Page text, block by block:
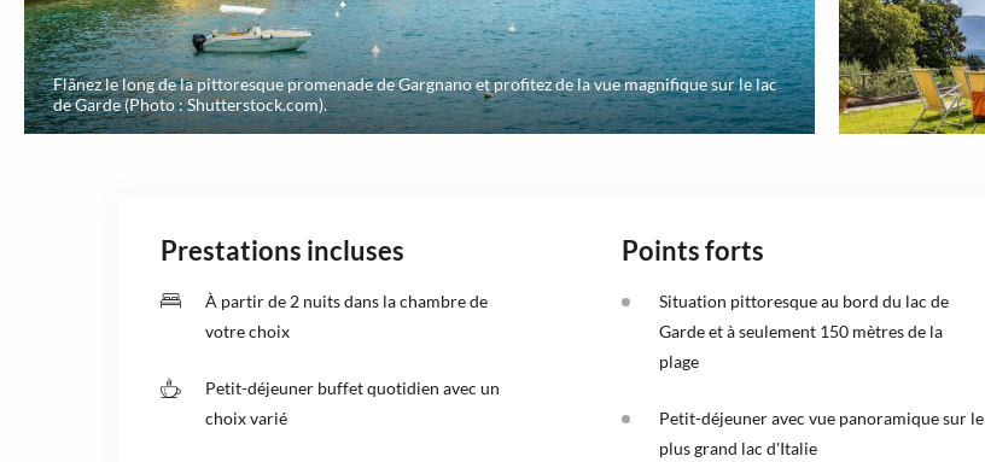
Flânez le long de la pittoresque promenade de Gargnano et profitez de la vue magnifique sur le lac
de Garde (Photo : Shutterstock.com).
Prestations incluses
À partir de 2 nuits dans la chambre de
votre choix
Petit-déjeuner buffet quotidien avec un
choix varié
Points forts
Situation pittoresque au bord du lac de
Garde et à seulement 150 mètres de la
plage
Petit-déjeuner avec vue panoramique sur le
plus grand lac d'Italie